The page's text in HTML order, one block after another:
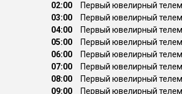
02:00
Первый ювелирный
03:00
Первый ювелирный
04:00
Первый ювелирный
05:00
Первый ювелирный
06:00
Первый ювелирный
07:00
Первый ювелирный
08:00
Первый ювелирный
09:00
Первый ювелирный